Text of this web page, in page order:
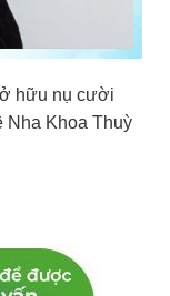
hữu nụ cười
Nha Khoa Thuỳ